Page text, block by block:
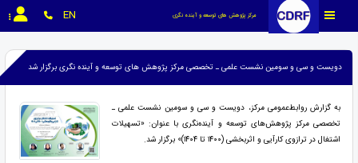
مرکز پژوهش های توسعه و آینده نگری EN
دویست و سی و سومین نشست علمی ـ تخصصی مرکز پژوهش های توسعه و آینده نگری برگزار شد
به گزارش روابط‌عمومی مرکز، دویست و سی و سومین نشست علمی ـ
تخصصی مرکز پژوهش‌های توسعه و آینده‌نگری با عنوان: «تسهیلات
اشتغال در ترازوی کارآیی و اثربخشی (۱۴۰۰ تا ۱۴۰۴)» برگزار شد.